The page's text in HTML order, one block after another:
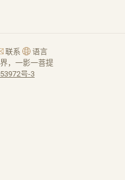
联系
语言
，一影一菩提
号-3